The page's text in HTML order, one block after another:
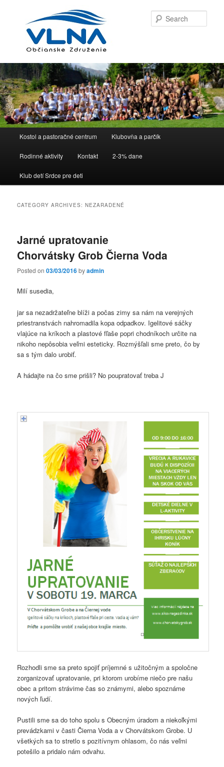
Skip to primary content
Skip to secondary content
Kostol a pastoračné centrum Klubovňa a parčík
Rodinné aktivity Kontakt 2-3% dane
Klub detí Srdce pre deti
CATEGORY ARCHIVES:NEZARADENÉ
Jarné upratovanie
Chorvátsky Grob Čierna Voda
Posted on03/03/2016byadmin
Milí susedia,
jar sa nezadržateľne blíži a počas zimy sa nám na verejných
priestranstvách nahromadila kopa odpadkov. Igelitové sáčky
vlajúce na kríkoch a plastové fľaše popri chodníkoch určite na
nikoho nepôsobia veľmi esteticky. Rozmýšľali sme preto, čo by
sa s tým dalo urobiť.
A hádajte na čo sme prišli? No poupratovať treba J
Rozhodli sme sa preto spojiť príjemné s užitočným a spoločne
zorganizovať upratovanie, pri ktorom urobíme niečo pre našu
obec a pritom strávime čas so známymi, alebo spoznáme
nových ľudí.
Pustili sme sa do toho spolu s Obecným úradom a niekoľkými
prevádzkami v časti Čierna Voda a v Chorvátskom Grobe. U
všetkých sa to stretlo s pozitívnym ohlasom, čo nás veľmi
potešilo a pridalo nám odvahu.